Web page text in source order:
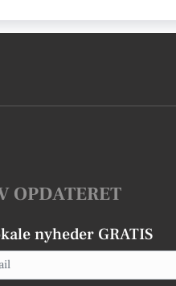
OPDATERET
nyheder GRATIS